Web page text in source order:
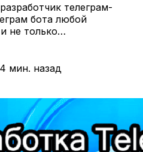
телеграм-
бота любой
не только…
мин. назад